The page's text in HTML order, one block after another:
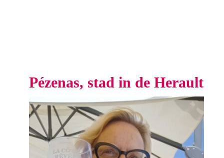
Pézenas, stad in de Herault